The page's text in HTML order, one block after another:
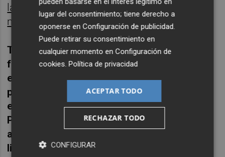
las medidas oportunas para asegurar el
mencionado aforo.
Tanto en partidos masculinos como
femeninos cabe recordar que continúa
estando prohibido comer y beber en el
pabellón, y que la mascarilla es obligatoria
en todo momento. Por otro lado el
Pasaporte COVID no será necesario para
acceder, y el Club reforzará los servicios de
limpieza y desinfección.
lugar del consentimiento; tiene derecho a
oponerse enConfiguración de publicidad
Puede retirar su consentimiento en
cualquier momento enConfiguración de
cookies .Política de privacidad
ACEPTAR TODO
RECHAZAR TODO
CONFIGURAR